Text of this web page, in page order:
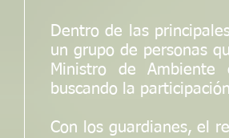
Dentro de las
un grupo de personas
Ministro de Ambiente
buscando la
Con los guardianes, el